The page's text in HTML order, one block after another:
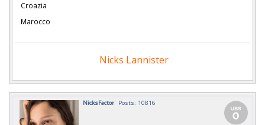
Croazia
Marocco
Nicks Lannister
NicksFactor Posts: 10816